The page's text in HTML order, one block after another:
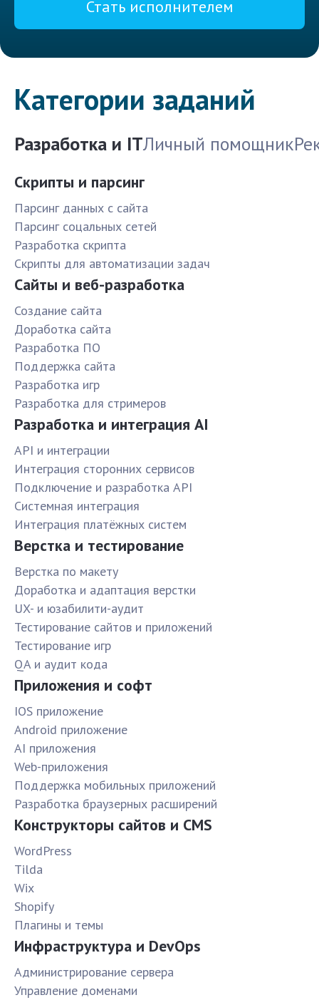
Стать исполнителем
Категории заданий
Разработка и ITЛичный помощник
Скрипты и парсинг
Парсинг данных с сайта
Парсинг соцальных сетей
Разработка скрипта
Скрипты для автоматизации задач
Сайты и веб-разработка
Создание сайта
Доработка сайта
Разработка ПО
Поддержка сайта
Разработка игр
Разработка для стримеров
Разработка и интеграция AI
API и интеграции
Интеграция сторонних сервисов
Подключение и разработка API
Системная интеграция
Интеграция платёжных систем
Верстка и тестирование
Верстка по макету
Доработка и адаптация верстки
UX- и юзабилити-аудит
Тестирование сайтов и приложений
Тестирование игр
QA и аудит кода
Приложения и софт
IOS приложение
Android приложение
AI приложения
Web-приложения
Поддержка мобильных приложений
Разработка браузерных расширений
Конструкторы сайтов и CMS
WordPress
Tilda
Wix
Shopify
Плагины и темы
Инфраструктура и DevOps
Администрирование сервера
Управление доменами